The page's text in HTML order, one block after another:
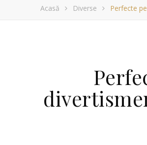
Acasă Diverse Perfecte